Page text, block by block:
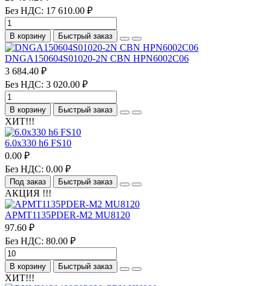
Без НДС: 17 610.00 ₽
В корзину Быстрый заказ
DNGA150604S01020-2N CBN HPN6002C06
3 684.40 ₽
Без НДС: 3 020.00 ₽
В корзину Быстрый заказ
ХИТ!!!
6.0х330 h6 FS10
0.00 ₽
Без НДС: 0.00 ₽
Под заказ Быстрый заказ
АКЦИЯ !!!
APMT1135PDER-M2 MU8120
97.60 ₽
Без НДС: 80.00 ₽
В корзину Быстрый заказ
ХИТ!!!